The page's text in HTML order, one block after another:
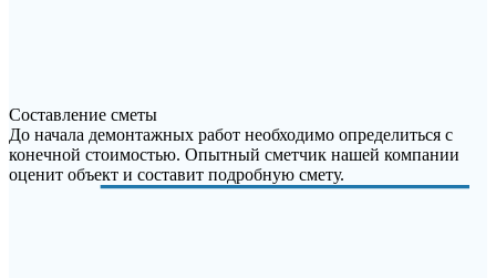
Составление сметы
До начала демонтажных работ необходимо определиться с
конечной стоимостью. Опытный сметчик нашей компании
оценит объект и составит подробную смету.